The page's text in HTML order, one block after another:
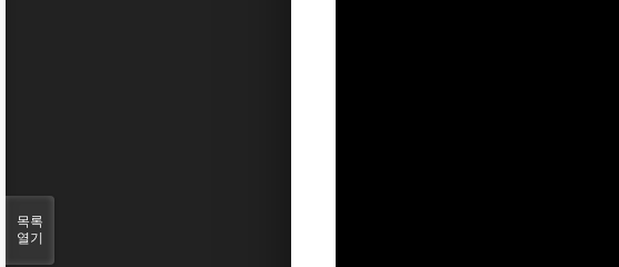
목록
열기